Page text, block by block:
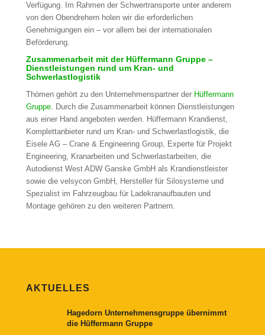
Verfügung. Im Rahmen der Schwertransporte unter anderem
von den Obendrehern holen wir die erforderlichen
Genehmigungen ein – vor allem bei der internationalen
Beförderung.
Zusammenarbeit mit der Hüffermann Gruppe –
Dienstleistungen rund um Kran- und
Schwerlastlogistik
Thömen gehört zu den Unternehmenspartner der Hüffermann
Gruppe. Durch die Zusammenarbeit können Dienstleistungen
aus einer Hand angeboten werden. Hüffermann Krandienst,
Komplettanbieter rund um Kran- und Schwerlastlogistik, die
Eisele AG – Crane & Engineering Group, Experte für Projekt
Engineering, Kranarbeiten und Schwerlastarbeiten, die
Autodienst West ADW Ganske GmbH als Krandienstleister
sowie die velsycon GmbH, Hersteller für Silosysteme und
Spezialist im Fahrzeugbau für Ladekranaufbauten und
Montage gehören zu den weiteren Partnern.
AKTUELLES
Hagedorn Unternehmensgruppe übernimmt
die Hüffermann Gruppe